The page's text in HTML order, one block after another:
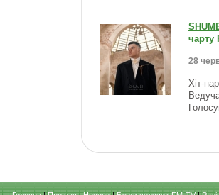
чарту
28
Хіт-